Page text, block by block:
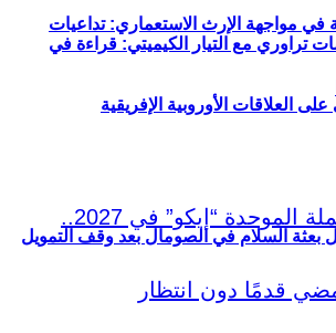
في مواجهة الإرث الاستعماري: تداعيات
العلاقات الأوروبية الإفريقية
تراوري مع التيار الكيميتي: قراءة في
بعثة السلام في الصومال بعد وقف التمويل